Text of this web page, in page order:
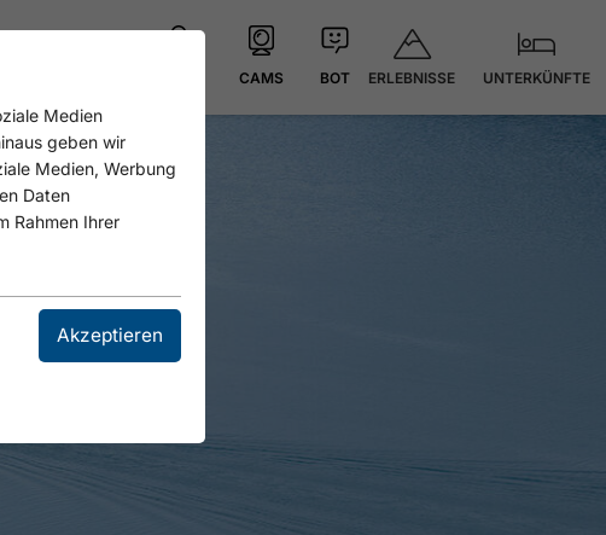
CAMS BOT ERLEBNISSE UNTERKÜNFTE
Medien
geben wir
Medien, Werbung
Daten
Rahmen Ihrer
Akzeptieren